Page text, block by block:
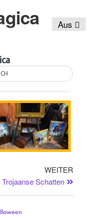
Aus
WEITER
Trojaanse Schatten